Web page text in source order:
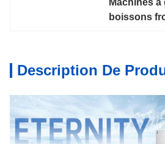
Machines
boissons
Description De